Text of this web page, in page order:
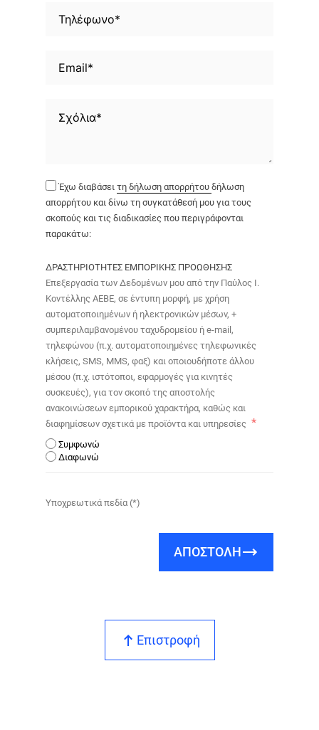
Έχω διαβάσει τη δήλωση απορρήτου δήλωση
απορρήτου και δίνω τη συγκατάθεσή μου για τους
σκοπούς και τις διαδικασίες που περιγράφονται
παρακάτω:
ΔΡΑΣΤΗΡΙΟΤΗΤΕΣ ΕΜΠΟΡΙΚΗΣ ΠΡΟΩΘΗΣΗΣ
Επεξεργασία των Δεδομένων μου από την Παύλος Ι.
Κοντέλλης ΑΕΒΕ, σε έντυπη μορφή, με χρήση
αυτοματοποιημένων ή ηλεκτρονικών μέσων, +
συμπεριλαμβανομένου ταχυδρομείου ή e-mail,
τηλεφώνου (π.χ. αυτοματοποιημένες τηλεφωνικές
κλήσεις, SMS, MMS, φαξ) και οποιουδήποτε άλλου
μέσου (π.χ. ιστότοποι, εφαρμογές για κινητές
συσκευές), για τον σκοπό της αποστολής
ανακοινώσεων εμπορικού χαρακτήρα, καθώς και
διαφημίσεων σχετικά με προϊόντα και υπηρεσίες
Συμφωνώ
Διαφωνώ
Υποχρεωτικά πεδία (*)
ΑΠΟΣΤΟΛΗ
Επιστροφή